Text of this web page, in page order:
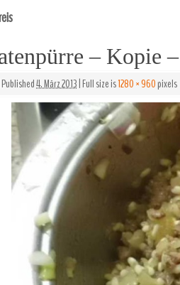
– Kopie
Published4. März 2013|Full size is1280 × 960pixels